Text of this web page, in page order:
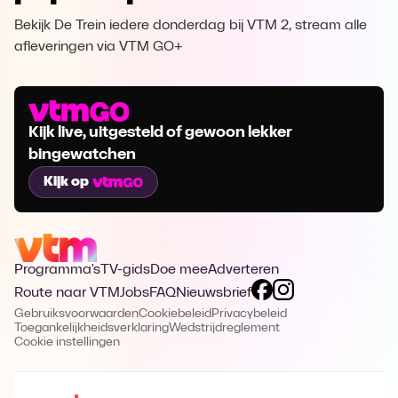
Bekijk De Trein iedere donderdag bij VTM 2, stream alle
afleveringen via VTM GO+
Kijk live, uitgesteld of gewoon lekker
bingewatchen
Kijk op
Programma's TV-gidsDoe meeAdverteren
Route naar VTMJobsFAQNieuwsbrief
GebruiksvoorwaardenCookiebeleidPrivacybeleid
ToegankelijkheidsverklaringWedstrijdreglement
Cookie instellingen